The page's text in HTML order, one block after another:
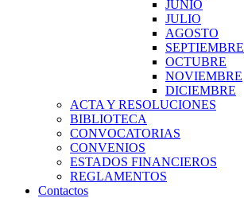
JUNIO
JULIO
AGOSTO
SEPTIEMBRE
OCTUBRE
NOVIEMBRE
DICIEMBRE
ACTA Y RESOLUCIONES
BIBLIOTECA
CONVOCATORIAS
CONVENIOS
ESTADOS FINANCIEROS
REGLAMENTOS
Contactos